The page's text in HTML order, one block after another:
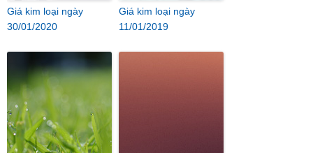
Giá kim loại ngày
30/01/2020
Giá kim loại ngày
11/01/2019